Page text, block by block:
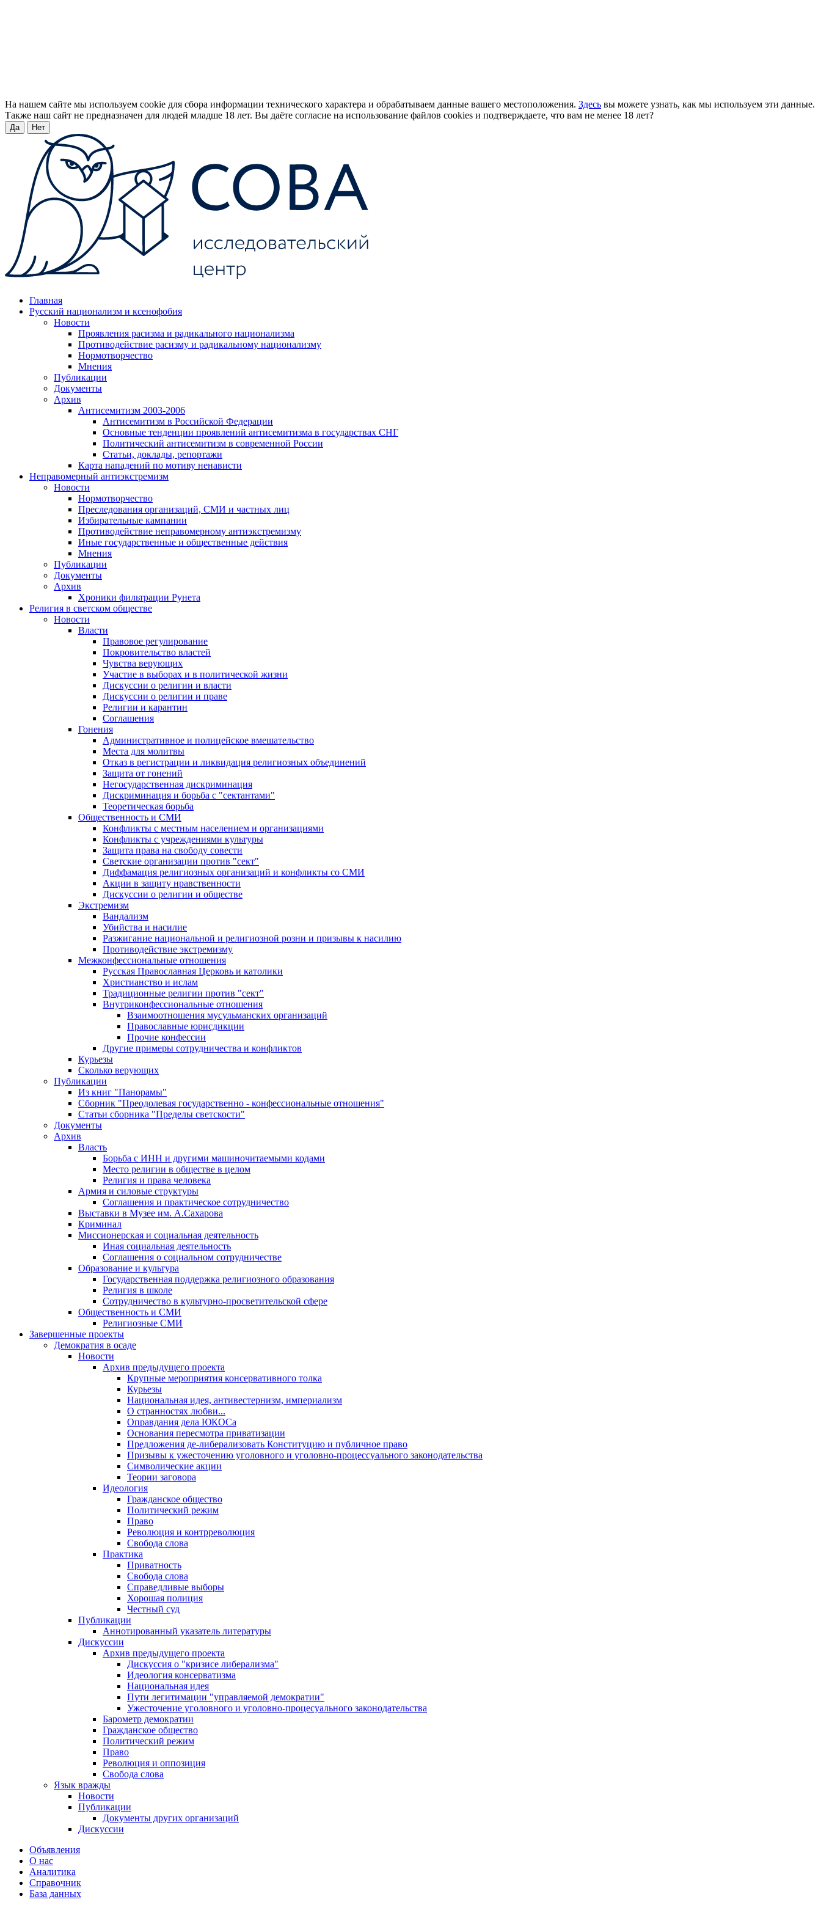
На нашем сайте мы используем cookie для сбора информации технического характера и обрабатываем данные вашего местоположения. Здесь вы можете узнать, как мы используем эти данные.
Также наш сайт не предназначен для людей младше 18 лет. Вы даёте согласие на использование файлов cookies и подтверждаете, что вам не менее 18 лет?
Да Нет
Главная
Русский национализм и ксенофобия
Новости
Проявления расизма и радикального национализма
Противодействие расизму и радикальному национализму
Нормотворчество
Мнения
Публикации
Документы
Архив
Антисемитизм 2003-2006
Антисемитизм в Российской Федерации
Основные тенденции проявлений антисемитизма в государствах СНГ
Политический антисемитизм в современной России
Статьи, доклады, репортажи
Карта нападений по мотиву ненависти
Неправомерный антиэкстремизм
Новости
Нормотворчество
Преследования организаций, СМИ и частных лиц
Избирательные кампании
Противодействие неправомерному антиэкстремизму
Иные государственные и общественные действия
Мнения
Публикации
Документы
Архив
Хроники фильтрации Рунета
Религия в светском обществе
Новости
Власти
Правовое регулирование
Покровительство властей
Чувства верующих
Участие в выборах и в политической жизни
Дискуссии о религии и власти
Дискуссии о религии и праве
Религии и карантин
Соглашения
Гонения
Административное и полицейское вмешательство
Места для молитвы
Отказ в регистрации и ликвидация религиозных объединений
Защита от гонений
Негосударственная дискриминация
Дискриминация и борьба с "сектантами"
Теоретическая борьба
Общественность и СМИ
Конфликты с местным населением и организациями
Конфликты с учреждениями культуры
Защита права на свободу совести
Светские организации против "сект"
Диффамация религиозных организаций и конфликты со СМИ
Акции в защиту нравственности
Дискуссии о религии и обществе
Экстремизм
Вандализм
Убийства и насилие
Разжигание национальной и религиозной розни и призывы к насилию
Противодействие экстремизму
Межконфессиональные отношения
Русская Православная Церковь и католики
Христианство и ислам
Традиционные религии против "сект"
Внутриконфессиональные отношения
Взаимоотношения мусульманских организаций
Православные юрисдикции
Прочие конфессии
Другие примеры сотрудничества и конфликтов
Курьезы
Сколько верующих
Публикации
Из книг "Панорамы"
Сборник "Преодолевая государственно - конфессиональные отношения"
Статьи сборника "Пределы светскости"
Документы
Архив
Власть
Борьба с ИНН и другими машиночитаемыми кодами
Место религии в обществе в целом
Религия и права человека
Армия и силовые структуры
Соглашения и практическое сотрудничество
Выставки в Музее им. А.Сахарова
Криминал
Миссионерская и социальная деятельность
Иная социальная деятельность
Соглашения о социальном сотрудничестве
Образование и культура
Государственная поддержка религиозного образования
Религия в школе
Сотрудничество в культурно-просветительской сфере
Общественность и СМИ
Религиозные СМИ
Завершенные проекты
Демократия в осаде
Новости
Архив предыдущего проекта
Крупные мероприятия консервативного толка
Курьезы
Национальная идея, антивестернизм, империализм
О странностях любви...
Оправдания дела ЮКОСа
Основания пересмотра приватизации
Предложения де-либерализовать Конституцию и публичное право
Призывы к ужесточению уголовного и уголовно-процессуального законодательства
Символические акции
Теории заговора
Идеология
Гражданское общество
Политический режим
Право
Революция и контрреволюция
Свобода слова
Практика
Приватность
Свобода слова
Справедливые выборы
Хорошая полиция
Честный суд
Публикации
Аннотированный указатель литературы
Дискуссии
Архив предыдущего проекта
Дискуссия о "кризисе либерализма"
Идеология консерватизма
Национальная идея
Пути легитимации "управляемой демократии"
Ужесточение уголовного и уголовно-процесуального законодательства
Барометр демократии
Гражданское общество
Политический режим
Право
Революция и оппозиция
Свобода слова
Язык вражды
Новости
Публикации
Документы других организаций
Дискуссии
Объявления
О нас
Аналитика
Справочник
База данных